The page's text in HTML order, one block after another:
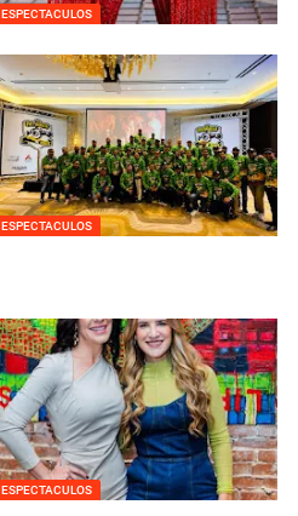
ESPECTACULOS
ESPECTACULOS
ESPECTACULOS